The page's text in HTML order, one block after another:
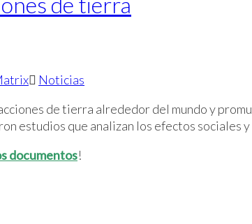
Noticias
de tierra alrededor del mundo y
estudios que analizan los efectos sociales
documentos!